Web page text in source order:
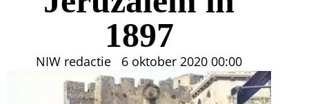
1897
NIW redactie 6 oktober 2020 00:00